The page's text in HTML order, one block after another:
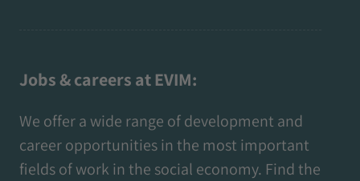
Jobs & careers at EVIM:
We offer a wide range of development and
career opportunities in the most important
fields of work in the social economy. Find the